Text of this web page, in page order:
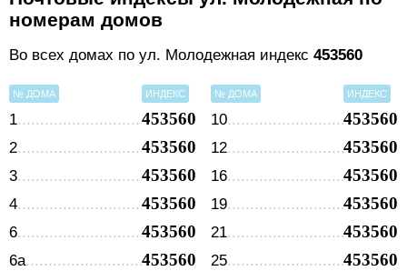
номерам домов
Во всех домах по ул. Молодежная индекс 453560
№ ДОМА ИНДЕКС
1 453560
2 453560
3 453560
4 453560
6 453560
6а 453560
№ ДОМА ИНДЕКС
10 453560
12 453560
16 453560
19 453560
21 453560
25 453560